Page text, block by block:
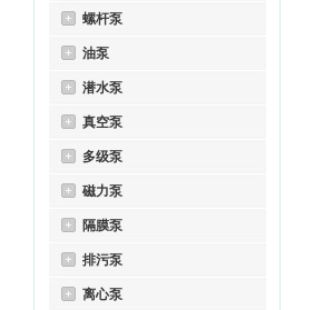
螺杆泵
油泵
潜水泵
真空泵
多级泵
磁力泵
隔膜泵
排污泵
离心泵